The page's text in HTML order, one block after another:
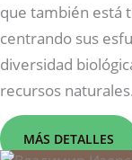
que también está
centrando sus
diversidad
recursos naturales.
MÁS DETALLES